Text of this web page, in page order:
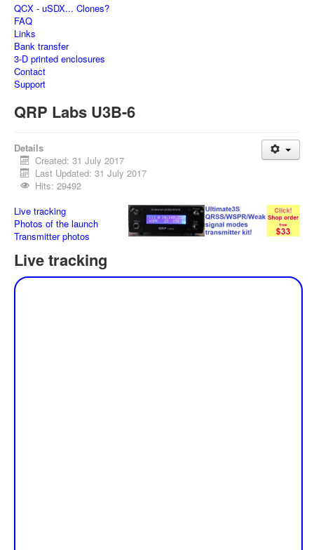
QCX - uSDX... Clones?
FAQ
Links
Bank transfer
3-D printed enclosures
Contact
Support
QRP Labs U3B-6
Details
Created: 31 July 2017
Last Updated: 31 July 2017
Hits: 29492
Live tracking
Photos of the launch
Transmitter photos
Live tracking